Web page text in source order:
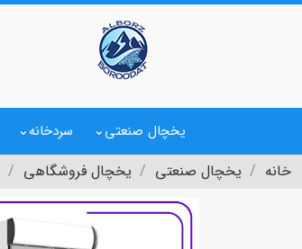
یخچال صنعتی سردخانه
خانه یخچال صنعتی یخچال فروشگاهی